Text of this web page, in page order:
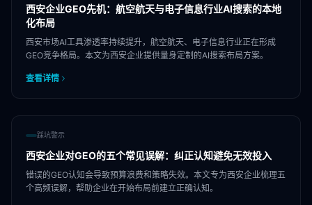
西安企业GEO先机：航空航天与电子信息行业AI搜索的本地
化布局
西安市场AI工具渗透率持续提升，航空航天、电子信息行业正在形成
GEO竞争格局。本文为西安企业提供量身定制的AI搜索布局方案。
查看详情
踩坑警示
西安企业对GEO的五个常见误解：纠正认知避免无效投入
错误的GEO认知会导致预算浪费和策略失效。本文专为西安企业梳理五
个高频误解，帮助企业在开始布局前建立正确认知。